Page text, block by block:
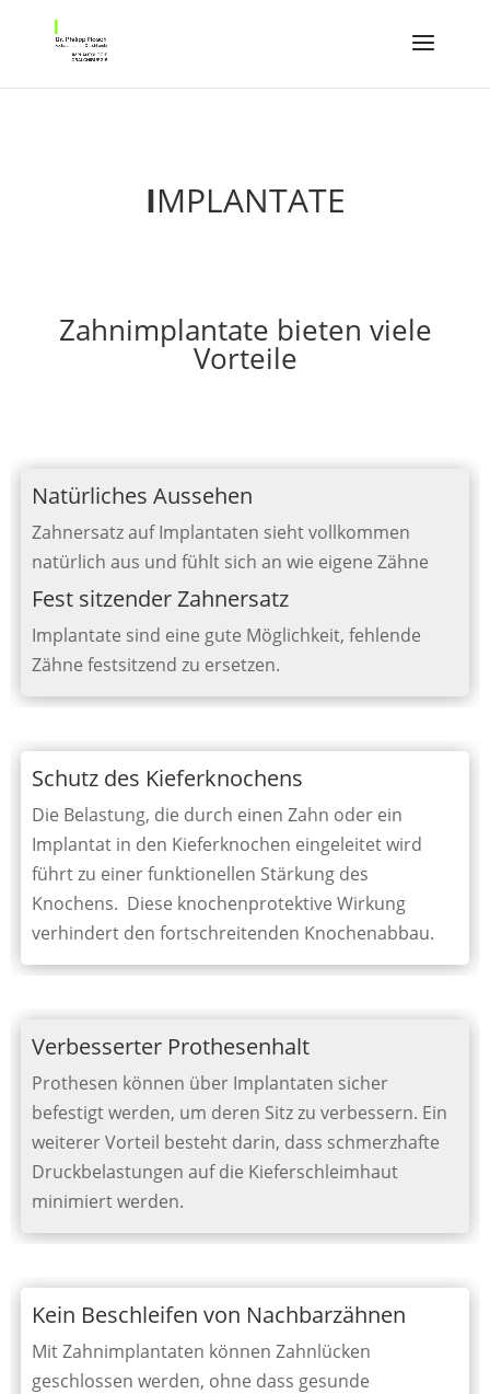
IMPLANTATE
Zahnimplantate bieten viele
Vorteile
Natürliches Aussehen
Zahnersatz auf Implantaten sieht vollkommen
natürlich aus und fühlt sich an wie eigene Zähne
Fest sitzender Zahnersatz
Implantate sind eine gute Möglichkeit, fehlende
Zähne festsitzend zu ersetzen.
Schutz des Kieferknochens
Die Belastung, die durch einen Zahn oder ein
Implantat in den Kieferknochen eingeleitet wird
führt zu einer funktionellen Stärkung des
Knochens. Diese knochenprotektive Wirkung
verhindert den fortschreitenden Knochenabbau.
Verbesserter Prothesenhalt
Prothesen können über Implantaten sicher
befestigt werden, um deren Sitz zu verbessern. Ein
weiterer Vorteil besteht darin, dass schmerzhafte
Druckbelastungen auf die Kieferschleimhaut
minimiert werden.
Kein Beschleifen von Nachbarzähnen
Mit Zahnimplantaten können Zahnlücken
geschlossen werden, ohne dass gesunde